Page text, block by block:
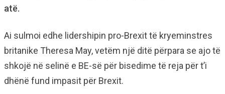
atë.
Ai sulmoi edhe lidershipin pro-Brexit të kryeminstres
britanike Theresa May, vetëm një ditë përpara se ajo të
shkojë në selinë e BE-së për bisedime të reja për t’i
dhënë fund impasit për Brexit.